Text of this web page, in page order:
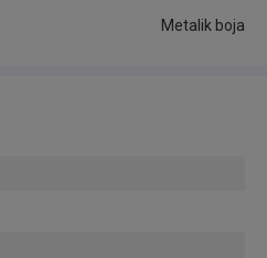
Metalik boja